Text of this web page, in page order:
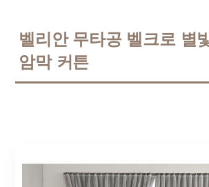
벨리안 무타공 벨크로 별
암막 커튼